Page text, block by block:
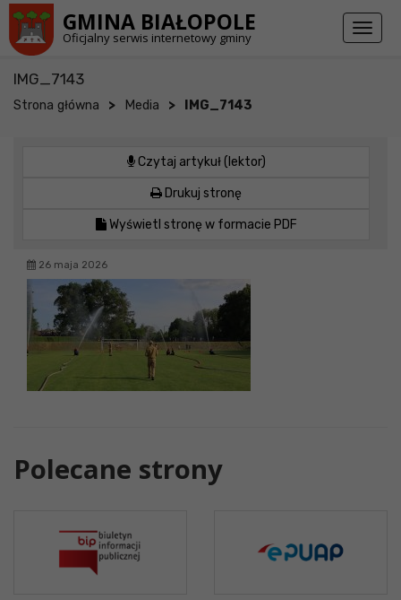
GMINA BIAŁOPOLE
Oficjalny serwis internetowy gminy
Toggle
IMG_7143
Strona główna > Media > IMG_7143
Czytaj artykuł (lektor)
Drukuj stronę
Wyświetl stronę w formacie PDF
26 maja 2026
Polecane strony